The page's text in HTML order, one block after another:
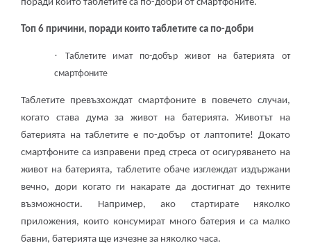
поради които таблетите са по-добри от смартфоните.
Топ 6 причини, поради които таблетите са по-добри
· Таблетите имат по-добър живот на батерията от
смартфоните
Таблетите превъзхождат смартфоните в повечето случаи,
когато става дума за живот на батерията. Животът на
батерията на таблетите е по-добър от лаптопите! Докато
смартфоните са изправени пред стреса от осигуряването на
живот на батерията, таблетите обаче изглеждат издържани
вечно, дори когато ги накарате да достигнат до техните
възможности. Например, ако стартирате няколко
приложения, които консумират много батерия и са малко
бавни, батерията ще изчезне за няколко часа.